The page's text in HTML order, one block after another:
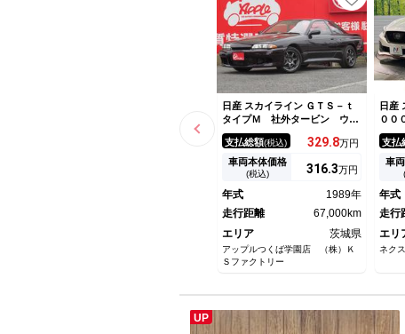
日産 スカイライン ＧＴＳ－ｔ
タイプＭ 社外タービン ウエ
ストゲート ファイナルスピー
ド１７インチＡＷ 前置きイン
タークーラー 社外マフラー
ＢＬＩＴＺエアクリーナー タ
支払総額(税込) 329.8万円
車両本体価格
(税込) 316.3万円
年式
1989年
走行距離
67,000km
エリア
茨城県
アップルつくば学園店 （株）Ｋ
Ｓファクトリー
日産
００
ルー
テム
ンチ
ー
ッサ
支払
車
年式
走行
エリ
ネク
UP